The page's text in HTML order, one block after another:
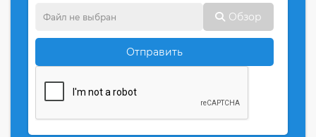
Обзор
Отправить